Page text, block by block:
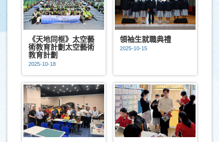
《天地同框》太空藝
術教育計劃太空藝術
教育計劃
2025-10-18
領袖生就職典禮
2025-10-15